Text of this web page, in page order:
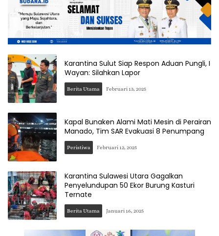
Karantina Sulut Siap Respon Aduan Pungli, I
Wayan: Silahkan Lapor
Berita Utama Februari 13, 2025
Kapal Bunaken Alami Mati Mesin di Perairan
Manado, Tim SAR Evakuasi 8 Penumpang
Peristiwa Februari 12, 2025
Karantina Sulawesi Utara Gagalkan
Penyelundupan 50 Ekor Burung Kasturi
Ternate
Berita Utama Januari 16, 2025